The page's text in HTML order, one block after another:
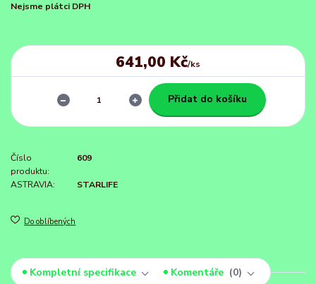
Nejsme plátci DPH
641,00 Kč/ks
Přidat do košíku
Číslo
produktu:
609
ASTRAVIA: STARLIFE
Do oblíbených
Kompletní specifikace Komentáře 0